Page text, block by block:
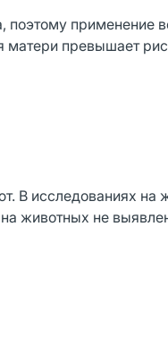
поэтому применение
матери превышает
В исследованиях на
животных не